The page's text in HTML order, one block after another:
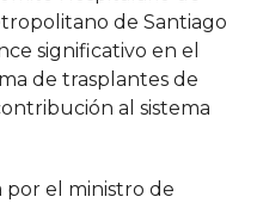
de Santiago
significativo en el
de trasplantes de
al sistema
por el ministro de